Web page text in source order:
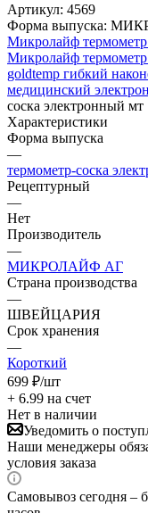
Артикул: 4569
Форма выпуска:
Микролайф
Микролайф
goldtemp гибкий
медицинский
соска электронный мт
Характеристики
Форма выпуска
—
термометр-соска
Рецептурный
—
Нет
Производитель
—
МИКРОЛАЙФ АГ
Страна производства
—
ШВЕЙЦАРИЯ
Срок хранения
—
Короткий
699 ₽/шт
+ 6.99 на счет
Нет в наличии
Уведомить о
Наши менеджеры
условия заказа
Самовывоз сегодня –